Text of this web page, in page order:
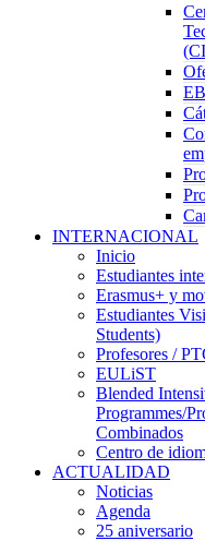
INTERNACIONAL
Inicio
Estudiantes
Erasmus+ y
Estudiantes
Students)
Profesores /
EULiST
Blended
Programmes/
Combinados
Centro de
ACTUALIDAD
Noticias
Agenda
25 aniversario